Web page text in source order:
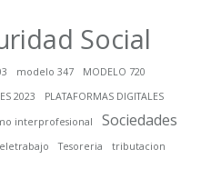
Social
modelo 347
MODELO 720
2023
PLATAFORMAS DIGITALES
interprofesional Sociedades
Tesoreria
tributacion